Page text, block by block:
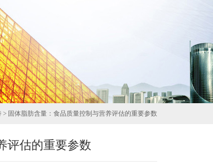
> 固体脂肪含量：食品质量控制与营养评估的重要参数
评估的重要参数